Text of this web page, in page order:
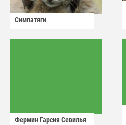
Симпатяги
Фермин Гарсия Севилья